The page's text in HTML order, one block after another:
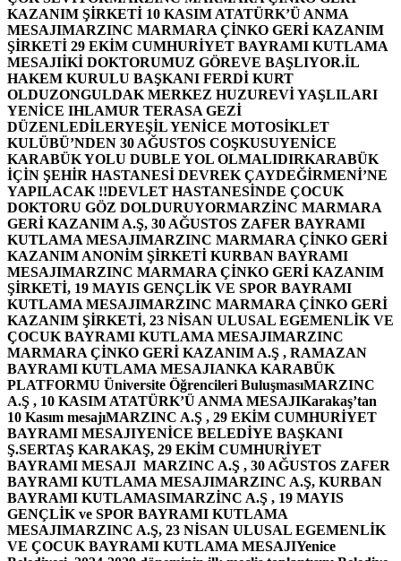
KAZANIM ŞİRKETİ 10 KASIM ATATÜRK’Ü ANMA
MESAJIMARZINC MARMARA ÇİNKO GERİ KAZANIM
ŞİRKETİ 29 EKİM CUMHURİYET BAYRAMI KUTLAMA
MESAJIİKİ DOKTORUMUZ GÖREVE BAŞLIYOR.İL
HAKEM KURULU BAŞKANI FERDİ KURT
OLDUZONGULDAK MERKEZ HUZUREVİ YAŞLILARI
YENİCE IHLAMUR TERASA GEZİ
DÜZENLEDİLERYEŞİL YENİCE MOTOSİKLET
KULÜBÜ’NDEN 30 AĞUSTOS COŞKUSUYENİCE
KARABÜK YOLU DUBLE YOL OLMALIDIRKARABÜK
İÇİN ŞEHİR HASTANESİ DEVREK ÇAYDEĞİRMENİ’NE
YAPILACAK !!DEVLET HASTANESİNDE ÇOCUK
DOKTORU GÖZ DOLDURUYORMARZİNC MARMARA
GERİ KAZANIM A.Ş, 30 AĞUSTOS ZAFER BAYRAMI
KUTLAMA MESAJIMARZINC MARMARA ÇİNKO GERİ
KAZANIM ANONİM ŞİRKETİ KURBAN BAYRAMI
MESAJIMARZINC MARMARA ÇİNKO GERİ KAZANIM
ŞİRKETİ, 19 MAYIS GENÇLİK VE SPOR BAYRAMI
KUTLAMA MESAJIMARZINC MARMARA ÇİNKO GERİ
KAZANIM ŞİRKETİ, 23 NİSAN ULUSAL EGEMENLİK VE
ÇOCUK BAYRAMI KUTLAMA MESAJIMARZINC
MARMARA ÇİNKO GERİ KAZANIM A.Ş , RAMAZAN
BAYRAMI KUTLAMA MESAJIANKA KARABÜK
PLATFORMU Üniversite Öğrencileri BuluşmasıMARZINC
A.Ş , 10 KASIM ATATÜRK’Ü ANMA MESAJIKarakaş’tan
10 Kasım mesajıMARZINC A.Ş , 29 EKİM CUMHURİYET
BAYRAMI MESAJIYENİCE BELEDİYE BAŞKANI
Ş.SERTAŞ KARAKAŞ, 29 EKİM CUMHURİYET
BAYRAMI MESAJI MARZINC A.Ş , 30 AĞUSTOS ZAFER
BAYRAMI KUTLAMA MESAJIMARZINC A.Ş, KURBAN
BAYRAMI KUTLAMASIMARZİNC A.Ş , 19 MAYIS
GENÇLİK ve SPOR BAYRAMI KUTLAMA
MESAJIMARZINC A.Ş, 23 NİSAN ULUSAL EGEMENLİK
VE ÇOCUK BAYRAMI KUTLAMA MESAJIYenice